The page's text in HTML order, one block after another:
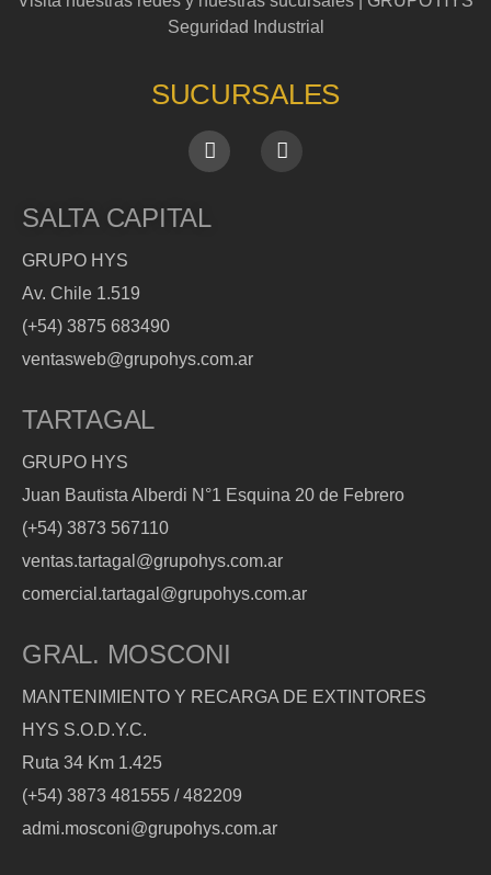
Seguridad Industrial
SUCURSALES
SALTA CAPITAL
GRUPO HYS
Av. Chile 1.519
(+54) 3875 683490
ventasweb@grupohys.com.ar
TARTAGAL
GRUPO HYS
Juan Bautista Alberdi N°1 Esquina 20 de Febrero
(+54) 3873 567110
ventas.tartagal@grupohys.com.ar
comercial.tartagal@grupohys.com.ar
GRAL. MOSCONI
MANTENIMIENTO Y RECARGA DE EXTINTORES
HYS S.O.D.Y.C.
Ruta 34 Km 1.425
(+54) 3873 481555 / 482209
admi.mosconi@grupohys.com.ar